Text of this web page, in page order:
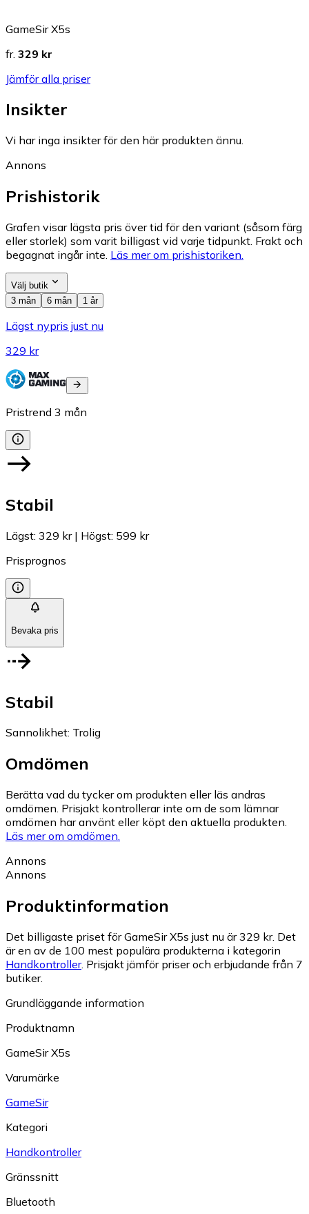
GameSir X5s
fr. 329 kr
Jämför alla priser
Insikter
Vi har inga insikter för den här produkten ännu.
Annons
Prishistorik
Grafen visar lägsta pris över tid för den variant (såsom färg
eller storlek) som varit billigast vid varje tidpunkt. Frakt och
begagnat ingår inte. Läs mer om prishistoriken.
Välj butik
3 mån
6 mån 1 år
Lägst nypris just nu
329 kr
Pristrend 3 mån
Stabil
Lägst: 329 kr| Högst: 599 kr
Prisprognos
Bevaka pris
Stabil
Sannolikhet: Trolig
Omdömen
Berätta vad du tycker om produkten eller läs andras
omdömen. Prisjakt kontrollerar inte om de som lämnar
omdömen har använt eller köpt den aktuella produkten.
Läs mer om omdömen.
Annons
Annons
Produktinformation
Det billigaste priset för GameSir X5s just nu är 329 kr. Det
är en av de 100 mest populära produkterna i kategorin
Handkontroller. Prisjakt jämför priser och erbjudande från 7
butiker.
Grundläggande information
Produktnamn
GameSir X5s
Varumärke
GameSir
Kategori
Handkontroller
Gränssnitt
Bluetooth